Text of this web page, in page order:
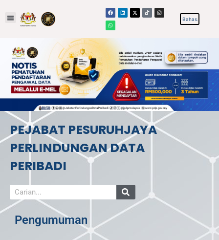
PEJABAT PESURUHJAYA
PERLINDUNGAN DATA
PERIBADI
Pengumuman